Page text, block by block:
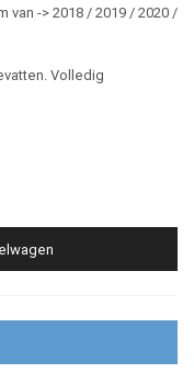
van -> 2018 / 2019 / 2020 /
Volledig